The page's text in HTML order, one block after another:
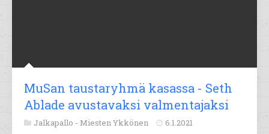
MuSan taustaryhmä kasassa - Seth
Ablade avustavaksi valmentajaksi
Jalkapallo - Miesten Ykkönen 6.1.2021